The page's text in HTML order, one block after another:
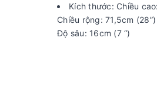
Kích thước: Chiều
Chiều rộng: 71,5cm (28”)
Độ sâu: 16cm (7 “)